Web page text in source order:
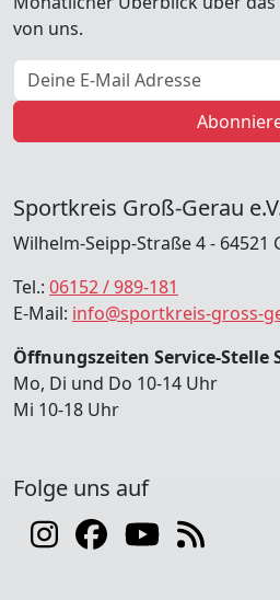
von uns.
E-Mail Adresse
Sportkreis Groß-Gerau
Wilhelm-Seipp-Straße 4 - 64521
Tel.: 06152 / 989-181
E-Mail: info@sportkreis-gross-
Öffnungszeiten Service-Stelle
Mo, Di und Do 10-14 Uhr
Mi 10-18 Uhr
Folge uns auf